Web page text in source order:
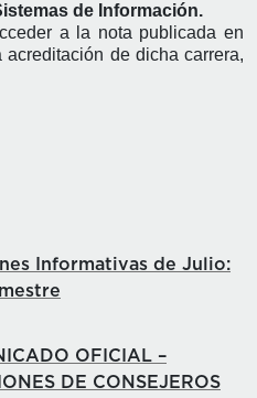
de Información.
a la nota publicada en
de dicha carrera,
Informativas de Julio:
OFICIAL –
DE CONSEJEROS